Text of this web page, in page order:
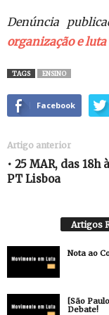
Denúncia
organização e luta
TAGS ENSINO
Facebook
Artigo anterior
• 25 MAR, das 18h
PT Lisboa
Artigos
Nota ao
[São
Debate!